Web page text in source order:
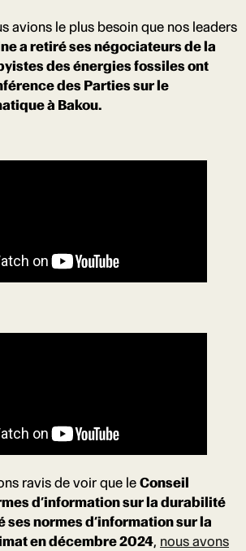
avions le plus besoin que nos leaders
a retiré ses négociateurs de la
des énergies fossiles ont
des Parties sur le
à Bakou.
ravis de voir que le Conseil
d’information sur la durabilité
ses normes d’information sur la
en décembre 2024, nous avons